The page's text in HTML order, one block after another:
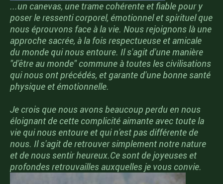
...un canevas, une trame cohérente et fiable pour y
poser le ressenti corporel, émotionnel et spirituel que
nous éprouvons face à la vie. Nous rejoignons là une
approche sacrée, à la fois respectueuse et amicale
du monde qui nous entoure. Il s'agit d'une manière
"d'être au monde" commune à toutes les civilisations
qui nous ont précédés, et garante d'une bonne santé
physique et émotionnelle.
Je crois que nous avons beaucoup perdu en nous
éloignant de cette complicité aimante avec toute la
vie qui nous entoure et qui n'est pas différente de
nous. Il s'agit de retrouver simplement notre nature
et de nous sentir heureux.Ce sont de joyeuses et
profondes retrouvailles auxquelles je vous convie.